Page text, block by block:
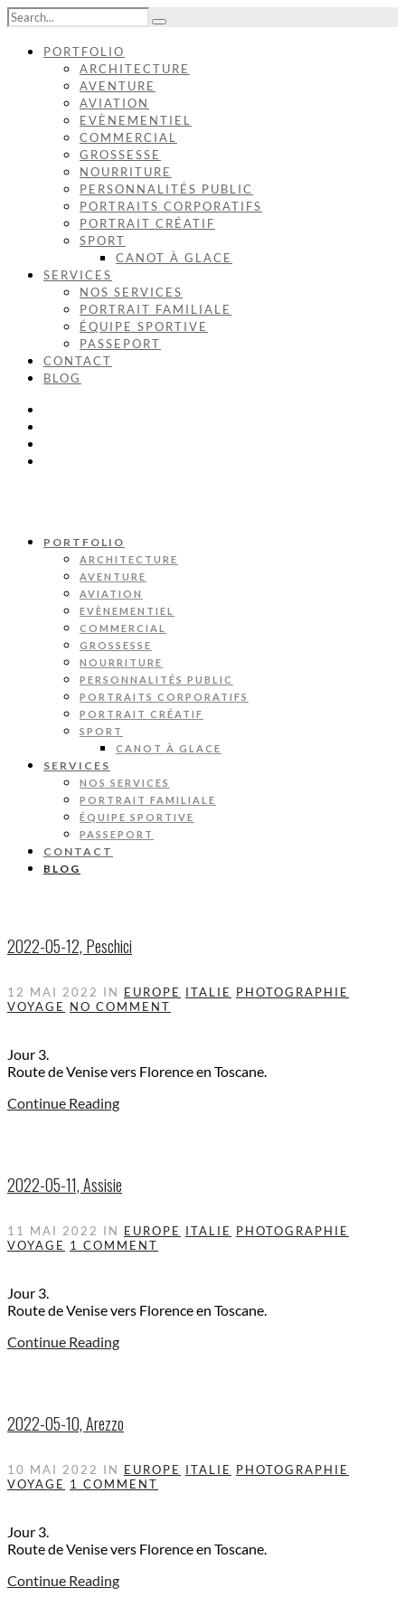
PORTFOLIO
ARCHITECTURE
AVENTURE
AVIATION
EVÈNEMENTIEL
COMMERCIAL
GROSSESSE
NOURRITURE
PERSONNALITÉS PUBLIC
PORTRAITS CORPORATIFS
PORTRAIT CRÉATIF
SPORT
CANOT À GLACE
SERVICES
NOS SERVICES
PORTRAIT FAMILIALE
ÉQUIPE SPORTIVE
PASSEPORT
CONTACT
BLOG
PORTFOLIO
ARCHITECTURE
AVENTURE
AVIATION
EVÈNEMENTIEL
COMMERCIAL
GROSSESSE
NOURRITURE
PERSONNALITÉS PUBLIC
PORTRAITS CORPORATIFS
PORTRAIT CRÉATIF
SPORT
CANOT À GLACE
SERVICES
NOS SERVICES
PORTRAIT FAMILIALE
ÉQUIPE SPORTIVE
PASSEPORT
CONTACT
BLOG
2022-05-12, Peschici
12 MAI 2022 IN EUROPE ITALIE PHOTOGRAPHIE
VOYAGE NO COMMENT
Jour 3.
Route de Venise vers Florence en Toscane.
Continue Reading
2022-05-11, Assisie
11 MAI 2022 IN EUROPE ITALIE PHOTOGRAPHIE
VOYAGE 1 COMMENT
Jour 3.
Route de Venise vers Florence en Toscane.
Continue Reading
2022-05-10, Arezzo
10 MAI 2022 IN EUROPE ITALIE PHOTOGRAPHIE
VOYAGE 1 COMMENT
Jour 3.
Route de Venise vers Florence en Toscane.
Continue Reading